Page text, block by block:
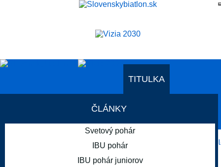
TITULKA
ČLÁNKY
Svetový pohár
IBU pohár
IBU pohár juniorov